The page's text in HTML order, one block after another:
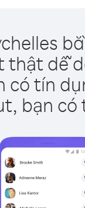
thật dễ
có tín
bạn có